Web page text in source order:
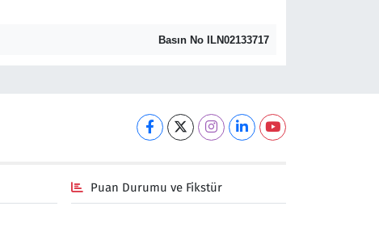
Basın No ILN02133717
Puan Durumu ve Fikstür